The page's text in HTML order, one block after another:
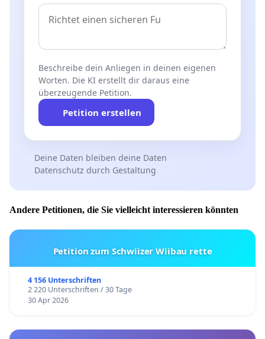
Beschreibe dein Anliegen in deinen eigenen
Worten. Die KI erstellt dir daraus eine
überzeugende Petition.
Petition erstellen
Deine Daten bleiben deine Daten
Datenschutz durch Gestaltung
Andere Petitionen, die Sie vielleicht interessieren könnten
Petition zum Schwiizer Wiibau rette
4 156 Unterschriften
2 220 Unterschriften / 30 Tage
30 Apr 2026